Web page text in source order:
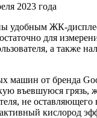
удобным ЖК-
для
а также
машин от бренда
въевшуюся
не
кислород